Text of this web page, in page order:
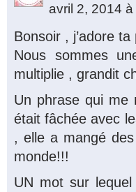
avril 2, 2014
Bonsoir , j’adore
Nous sommes
multiplie , grandit
Un phrase qui me
était fâchée avec
, elle a mangé
monde!!!
UN mot sur